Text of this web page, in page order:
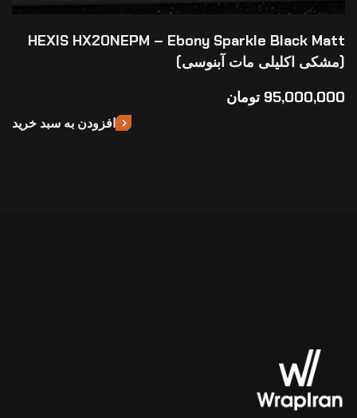
HEXIS HX20NEPM – Ebony Sparkle Black Matt
(مشکی اکلیلی مات آبنوسی)
95,000,000 تومان
افزودن به سبد خرید